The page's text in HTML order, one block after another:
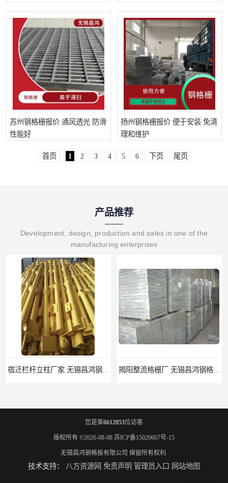
苏州钢格栅报价 通风透光 防滑
性能好
扬州钢格栅报价 便于安装 免清
理和维护
首页 1 2 3 4 5 6 下页 尾页
产品推荐
Development, design, production and sales in one of the
manufacturing enterprises
您是第6612053位访客
版权所有 ©2026-08-08 苏ICP备15020607号-15
无锡昌鸿钢格板有限公司 保留所有权利.
技术支持： 八方资源网 免责声明 管理员入口 网站地图